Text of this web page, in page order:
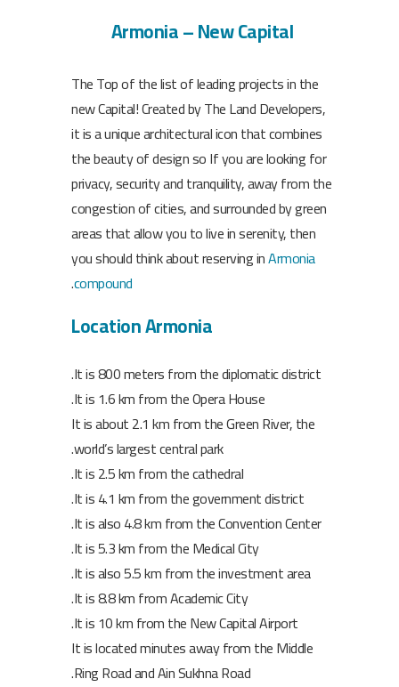
Armonia – New Capital
The Top of the list of leading projects in the
new Capital! Created by The Land Developers,
it is a unique architectural icon that combines
the beauty of design so If you are looking for
privacy, security and tranquility, away from the
congestion of cities, and surrounded by green
areas that allow you to live in serenity, then
you should think about reserving inArmonia
compound
.
Location Armonia
It is 800 meters from the diplomatic district.
It is 1.6 km from the Opera House.
It is about 2.1 km from the Green River, the
world’s largest central park.
It is 2.5 km from the cathedral.
It is 4.1 km from the government district.
It is also 4.8 km from the Convention Center.
It is 5.3 km from the Medical City.
It is also 5.5 km from the investment area.
It is 8.8 km from Academic City.
It is 10 km from the New Capital Airport.
It is located minutes away from the Middle
Ring Road and Ain Sukhna Road.